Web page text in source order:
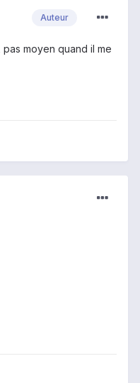
Auteur
moyen quand il me